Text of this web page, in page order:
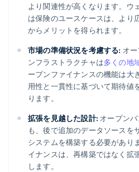
より関連性が高くなります。ウ
は保険のユースケースは、より
からメリットを得られます。
市場の準備状況を考慮する: オ
ンフラストラクチャは多くの地
ープンファイナンスの機能は大
用性と一貫性に基づいて期待値
ります。
拡張を見越した設計: オープン
も、後で追加のデータソースを
システムを構築する必要があり
イナンスは、再構築ではなく拡
します。